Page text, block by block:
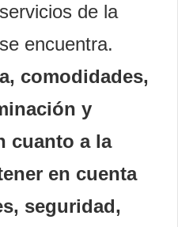
de la
encuentra.
comodidades,
y
cuanto a la
en cuenta
seguridad,